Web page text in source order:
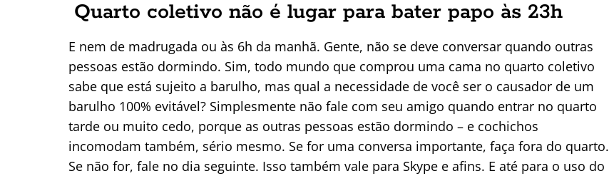
Quarto coletivo não é lugar para bater papo às 23h
E nem de madrugada ou às 6h da manhã. Gente, não se deve conversar quando outras
pessoas estão dormindo. Sim, todo mundo que comprou uma cama no quarto coletivo
sabe que está sujeito a barulho, mas qual a necessidade de você ser o causador de um
barulho 100% evitável? Simplesmente não fale com seu amigo quando entrar no quarto
tarde ou muito cedo, porque as outras pessoas estão dormindo – e cochichos
incomodam também, sério mesmo. Se for uma conversa importante, faça fora do quarto.
Se não for, fale no dia seguinte. Isso também vale para Skype e afins. E até para o uso do